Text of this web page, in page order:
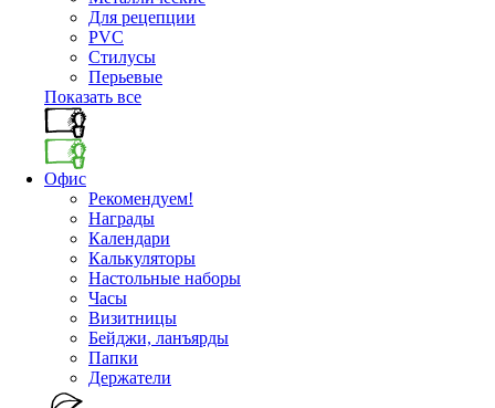
Для рецепции
PVC
Стилусы
Перьевые
Показать все
Офис
Рекомендуем!
Награды
Календари
Калькуляторы
Настольные наборы
Часы
Визитницы
Бейджи, ланъярды
Папки
Держатели